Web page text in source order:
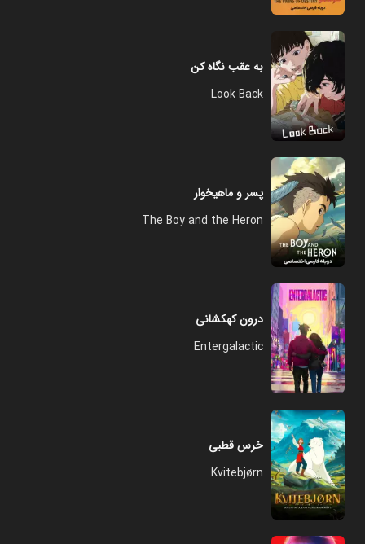
به عقب نگاه کن
Look Back
پسر و ماهیخوار
The Boy and the Heron
درون کهکشانی
Entergalactic
خرس قطبی
Kvitebjørn